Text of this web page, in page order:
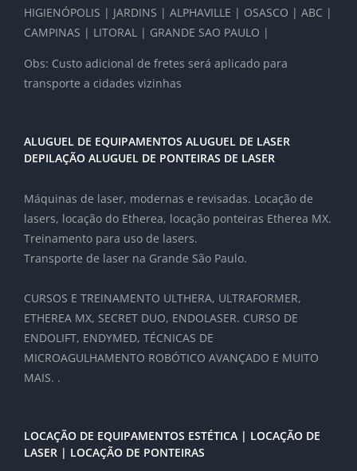
HIGIENÓPOLIS | JARDINS | ALPHAVILLE | OSASCO | ABC |
CAMPINAS | LITORAL | GRANDE SAO PAULO |
Obs: Custo adicional de fretes será aplicado para
transporte a cidades vizinhas
ALUGUEL DE EQUIPAMENTOS ALUGUEL DE LASER
DEPILAÇÃO ALUGUEL DE PONTEIRAS DE LASER
Máquinas de laser, modernas e revisadas. Locação de
lasers, locação do Etherea, locação ponteiras Etherea MX.
Treinamento para uso de lasers.
Transporte de laser na Grande São Paulo.
CURSOS E TREINAMENTO ULTHERA, ULTRAFORMER,
ETHEREA MX, SECRET DUO, ENDOLASER. CURSO DE
ENDOLIFT, ENDYMED, TÉCNICAS DE
MICROAGULHAMENTO ROBÓTICO AVANÇADO E MUITO
MAIS. .
LOCAÇÃO DE EQUIPAMENTOS ESTÉTICA | LOCAÇÃO DE
LASER | LOCAÇÃO DE PONTEIRAS